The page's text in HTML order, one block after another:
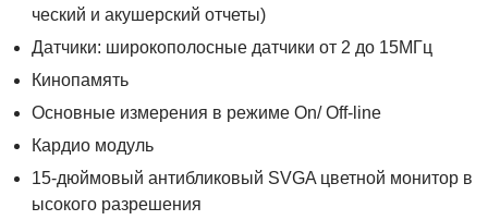
ческий и акушерский отчеты)
Датчики: широкополосные датчики от 2 до 15МГц
Кинопамять
Основные измерения в режиме On/ Off-line
Кардио модуль
15-дюймовый антибликовый SVGA цветной монитор в
ысокого разрешения